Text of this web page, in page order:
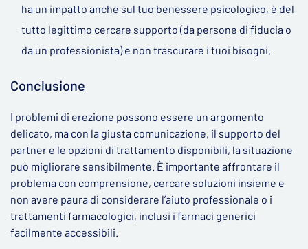
ha un impatto anche sul tuo benessere psicologico, è del
tutto legittimo cercare supporto (da persone di fiducia o
da un professionista) e non trascurare i tuoi bisogni.
Conclusione
I problemi di erezione possono essere un argomento
delicato, ma con la giusta comunicazione, il supporto del
partner e le opzioni di trattamento disponibili, la situazione
può migliorare sensibilmente. È importante affrontare il
problema con comprensione, cercare soluzioni insieme e
non avere paura di considerare l’aiuto professionale o i
trattamenti farmacologici, inclusi i farmaci generici
facilmente accessibili.